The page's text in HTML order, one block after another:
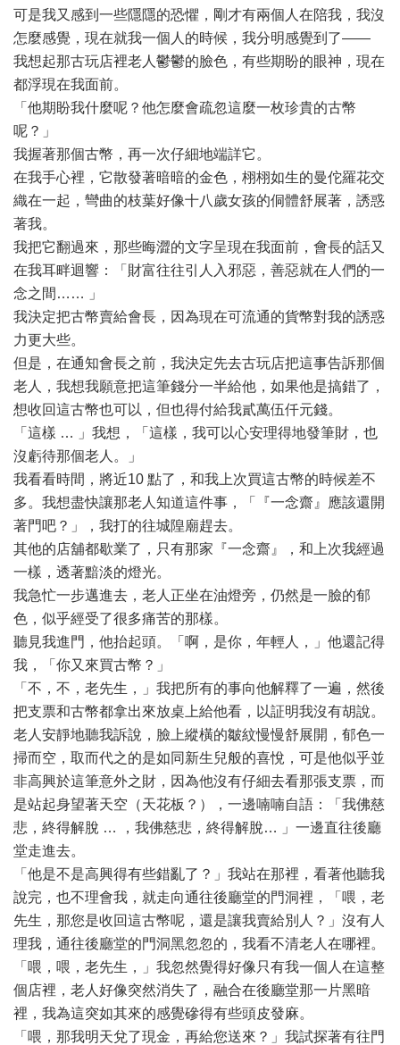
可是我又感到一些隱隱的恐懼，剛才有兩個人在陪我，我沒
怎麼感覺，現在就我一個人的時候，我分明感覺到了——
我想起那古玩店裡老人鬱鬱的臉色，有些期盼的眼神，現在
都浮現在我面前。
「他期盼我什麼呢？他怎麼會疏忽這麼一枚珍貴的古幣
呢？」
我握著那個古幣，再一次仔細地端詳它。
在我手心裡，它散發著暗暗的金色，栩栩如生的曼佗羅花交
織在一起，彎曲的枝葉好像十八歲女孩的侗體舒展著，誘惑
著我。
我把它翻過來，那些晦澀的文字呈現在我面前，會長的話又
在我耳畔迴響：「財富往往引人入邪惡，善惡就在人們的一
念之間…… 」
我決定把古幣賣給會長，因為現在可流通的貨幣對我的誘惑
力更大些。
但是，在通知會長之前，我決定先去古玩店把這事告訴那個
老人，我想我願意把這筆錢分一半給他，如果他是搞錯了，
想收回這古幣也可以，但也得付給我貳萬伍仟元錢。
「這樣 … 」我想，「這樣，我可以心安理得地發筆財，也
沒虧待那個老人。」
我看看時間，將近10 點了，和我上次買這古幣的時候差不
多。我想盡快讓那老人知道這件事，「『一念齋』應該還開
著門吧？」，我打的往城隍廟趕去。
其他的店舖都歇業了，只有那家『一念齋』，和上次我經過
一樣，透著黯淡的燈光。
我急忙一步邁進去，老人正坐在油燈旁，仍然是一臉的郁
色，似乎經受了很多痛苦的那樣。
聽見我進門，他抬起頭。「啊，是你，年輕人，」他還記得
我，「你又來買古幣？」
「不，不，老先生，」我把所有的事向他解釋了一遍，然後
把支票和古幣都拿出來放桌上給他看，以証明我沒有胡說。
老人安靜地聽我訴說，臉上縱橫的皺紋慢慢舒展開，郁色一
掃而空，取而代之的是如同新生兒般的喜悅，可是他似乎並
非高興於這筆意外之財，因為他沒有仔細去看那張支票，而
是站起身望著天空（天花板？），一邊喃喃自語：「我佛慈
悲，終得解脫 … ，我佛慈悲，終得解脫… 」一邊直往後廳
堂走進去。
「他是不是高興得有些錯亂了？」我站在那裡，看著他聽我
說完，也不理會我，就走向通往後廳堂的門洞裡，「喂，老
先生，那您是收回這古幣呢，還是讓我賣給別人？」沒有人
理我，通往後廳堂的門洞黑忽忽的，我看不清老人在哪裡。
「喂，喂，老先生，」我忽然覺得好像只有我一個人在這整
個店裡，老人好像突然消失了，融合在後廳堂那一片黑暗
裡，我為這突如其來的感覺磣得有些頭皮發麻。
「喂，那我明天兌了現金，再給您送來？」我試探著有往門